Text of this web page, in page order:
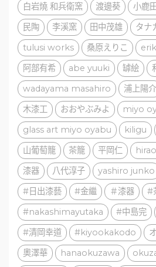
白岩燒 和兵衛窯
渡邊葵 小鹿
民陶
李溪窯 田中茂雄
タナ
tulusi works
桑原えりこ
阿部有希
abe yuuki 罅絵
wadayama masahiro
浦上陽介
木漆工
おおやぶみよ
miyo
glass art miyo oyabu
kiligu
山葡萄籠
茶籠 平岡仁
漆器
八代淳子 yashiro junko
#日出漆藝
#金繼 ＃漆器 #
#nakashimayutaka
#中島完
#清岡幸道
#kiyookakodo
奧澤華
hanaokuzawa